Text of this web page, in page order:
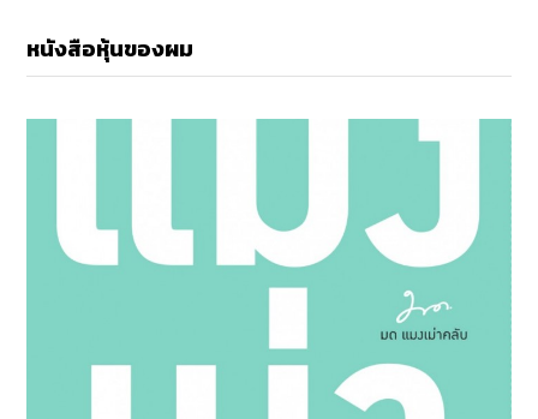
หนังสือหุ้นของผม